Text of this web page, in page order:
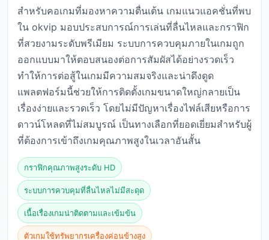
สำหรับคอเกมที่มองหาความตื่นเต้น เกมแนวแอคชั่นที่พบ
ใน okvip มอบประสบการณ์การเล่นที่ลื่นไหลและกราฟิก
ที่สวยงามระดับพรีเมียม ระบบการควบคุมภายในเกมถูก
ออกแบบมาให้ตอบสนองต่อการสัมผัสได้อย่างรวดเร็ว
ทำให้การต่อสู้ในเกมมีความสมจริงและน่าดึงดูด
แพลตฟอร์มนี้ช่วยให้การติดตั้งเกมขนาดใหญ่กลายเป็น
เรื่องง่ายและรวดเร็ว โดยไม่มีปัญหาเรื่องไฟล์เสียหรือการ
ดาวน์โหลดที่ไม่สมบูรณ์ เป็นทางเลือกที่ยอดเยี่ยมสำหรับผู้
ที่ต้องการเข้าถึงเกมคุณภาพสูงในเวลาอันสั้น
กราฟิกคุณภาพสูงระดับ HD
ระบบการควบคุมที่ลื่นไหลไม่มีสะดุด
เนื้อเรื่องเกมน่าติดตามและเข้มข้น
ตัวเกมใช้ทรัพยากรเครื่องค่อนข้างสูง